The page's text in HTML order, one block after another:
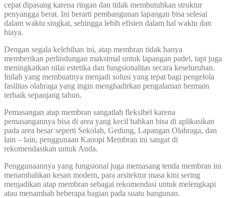
cepat dipasang karena ringan dan tidak membutuhkan struktur
penyangga berat. Ini berarti pembangunan lapangan bisa selesai
dalam waktu singkat, sehingga lebih efisien dalam hal waktu dan
biaya.
Dengan segala kelebihan ini, atap membran tidak hanya
memberikan perlindungan maksimal untuk lapangan padel, tapi juga
meningkatkan nilai estetika dan fungsionalitas secara keseluruhan.
Inilah yang membuatnya menjadi solusi yang tepat bagi pengelola
fasilitas olahraga yang ingin menghadirkan pengalaman bermain
terbaik sepanjang tahun.
Pemasangan atap membran sangatlah fleksibel karena
pemasangannya bisa di area yang kecil bahkan bisa di aplikasikan
pada area besar seperti Sekolah, Gedung, Lapangan Olahraga, dan
lain – lain, penggunaan Kanopi Membran ini sangat di
rekomendasikan untuk Anda.
Penggunaannya yang fungsional juga memasang tenda membran ini
menambahkan kesan modern, para arsitektur masa kini sering
menjadikan atap membran sebagai rekomendasi untuk melengkapi
atau menambah beberapa bagian pada suatu bangunan.